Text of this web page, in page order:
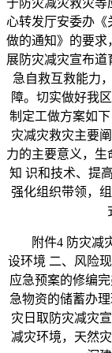
于防灾减灾救灾等
心转发厅安委办《
做的通知》的要求
展防灾减灾宣布道
急自救互救能力
障。切实做好我
制定工做方案如
灾减灾救灾主要
力的主要意义，生
知 识和技术、提
强化组织带领，
附件4 防灾减灾
设环境 二、风险
应急预案的修编
急物资的储蓄办
灾日取防灾减灾
减灾环境，天然